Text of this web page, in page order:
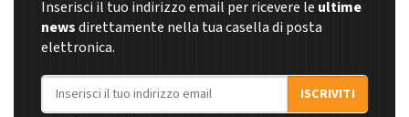
Inserisci il tuo indirizzo email per ricevere le ultime
newsdirettamente nella tua casella di posta
elettronica.
Indirizzo email
ISCRIVITI